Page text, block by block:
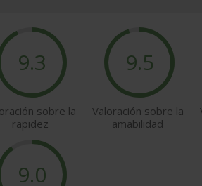
9.3
sobre la
rapidez
9.5
Valoración sobre la
amabilidad
9.0